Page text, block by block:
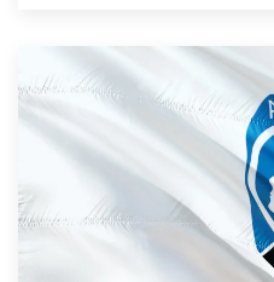
alla
Juventus:
Dea,
non
hai
creduto
abbastanza?